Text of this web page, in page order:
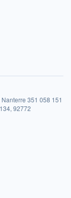
351 058 151
92772